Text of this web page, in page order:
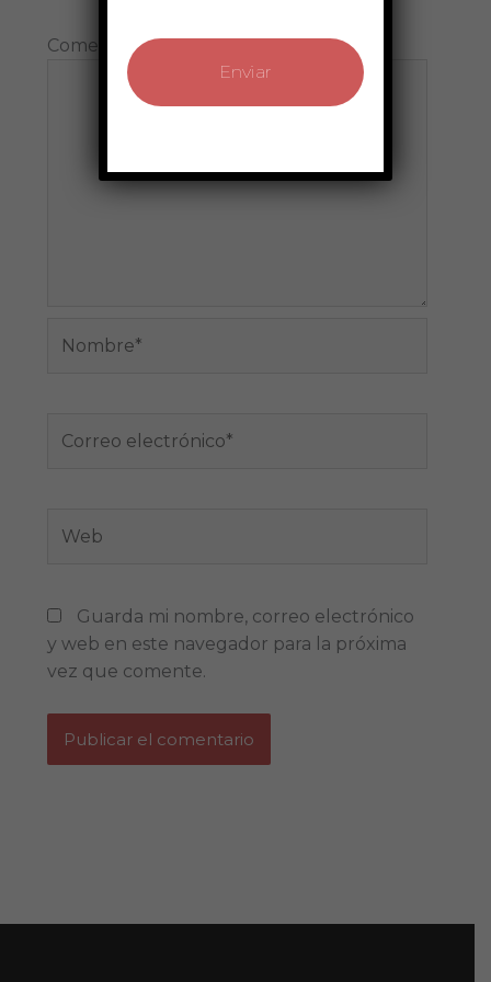
Comentario*
electrónico*
Guarda mi nombre, correo electrónico
y web en este navegador para la próxima
vez que comente.